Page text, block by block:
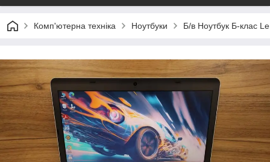
Комп'ютерна техніка Ноутбуки Б/в Ноутбук Б-клас